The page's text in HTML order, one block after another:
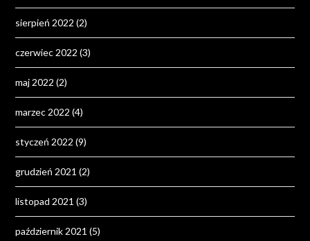
sierpień 2022 (2)
czerwiec 2022 (3)
maj 2022 (2)
marzec 2022 (4)
styczeń 2022 (9)
grudzień 2021 (2)
listopad 2021 (3)
październik 2021 (5)